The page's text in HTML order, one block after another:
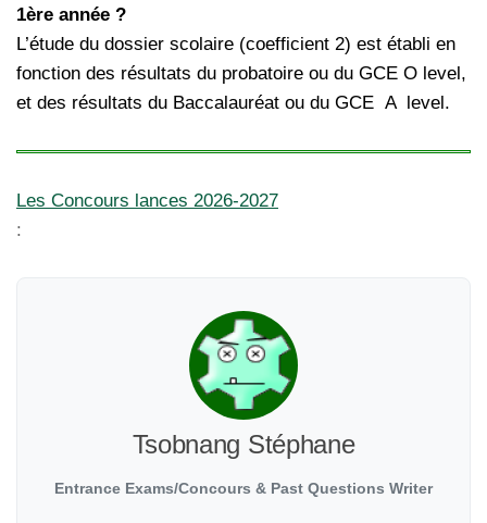
1ère année ?
L’étude du dossier scolaire (coefficient 2) est établi en
fonction des résultats du probatoire ou du GCE O level,
et des résultats du Baccalauréat ou du GCE A level.
Les Concours lances 2026-2027
:
Tsobnang Stéphane
Entrance Exams/Concours & Past Questions Writer